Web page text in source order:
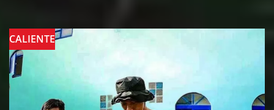
CALIENTE